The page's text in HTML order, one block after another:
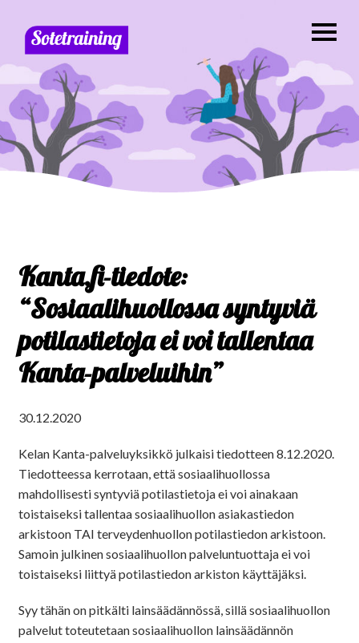
Kanta.fi-tiedote:
“Sosiaalihuollossa syntyviä
potilastietoja ei voi tallentaa
Kanta-palveluihin”
30.12.2020
Kelan Kanta-palveluyksikkö julkaisi tiedotteen 8.12.2020.
Tiedotteessa kerrotaan, että sosiaalihuollossa
mahdollisesti syntyviä potilastietoja ei voi ainakaan
toistaiseksi tallentaa sosiaalihuollon asiakastiedon
arkistoon TAI terveydenhuollon potilastiedon arkistoon.
Samoin julkinen sosiaalihuollon palveluntuottaja ei voi
toistaiseksi liittyä potilastiedon arkiston käyttäjäksi.
Syy tähän on pitkälti lainsäädännössä, sillä sosiaalihuollon
palvelut toteutetaan sosiaalihuollon lainsäädännön